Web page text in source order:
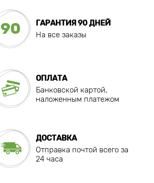
90
ГАРАНТИЯ 90 ДНЕЙ
На все заказы
ОПЛАТА
Банковской картой,
наложенным платежом
ДОСТАВКА
Отправка почтой всего за
24 часа